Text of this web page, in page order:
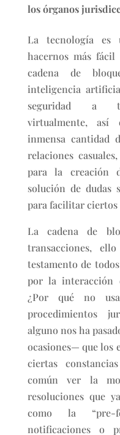
los órganos
La tecnología es
hacernos más
cadena de
inteligencia
seguridad a
virtualmente, así
inmensa cantidad
relaciones
para la creación
solución de dudas
para facilitar ciertos
La cadena de
transacciones,
testamento de
por la interacción
¿Por qué no
procedimientos
alguno nos ha
ocasiones— que los
ciertas
común ver la
resoluciones que
como la “pre-
notificaciones o